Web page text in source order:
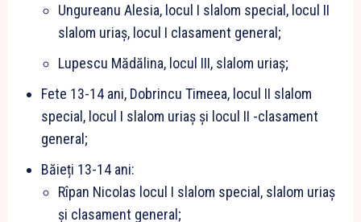
Ungureanu Alesia, locul I slalom special, locul II
slalom uriaș, locul I clasament general;
Lupescu Mădălina, locul III, slalom uriaș;
Fete 13-14 ani, Dobrincu Timeea, locul II slalom
special, locul I slalom uriaș și locul II -clasament
general;
Băieți 13-14 ani:
Rîpan Nicolas locul I slalom special, slalom uriaș
și clasament general;